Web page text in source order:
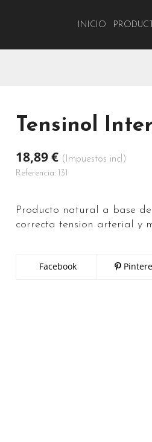
INICIO
Tensinol
18,89 € (Impuestos incl)
Referencia: 131
Producto natural a base
correcta tension arterial y
Facebook